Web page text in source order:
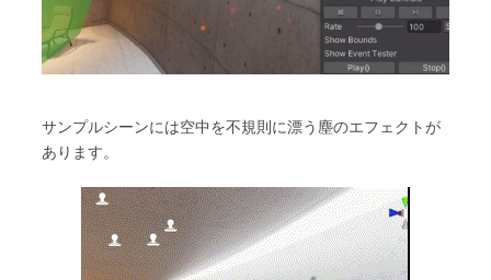
サンプルシーンには空中を不規則に漂う塵のエフェクトが
あります。